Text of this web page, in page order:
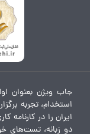
جاب ویژن بعنوان
استخدام، تجربه
ایران را در کارنامه
دو زبانه، تست‌های